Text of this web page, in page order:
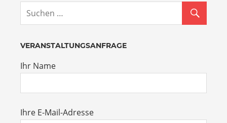
VERANSTALTUNGSANFRAGE
Ihr Name
Ihre E-Mail-Adresse